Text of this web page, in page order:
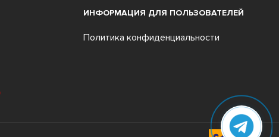
ИНФОРМАЦИЯ ДЛЯ ПОЛЬЗОВАТЕЛЕЙ
Политика конфиденциальности